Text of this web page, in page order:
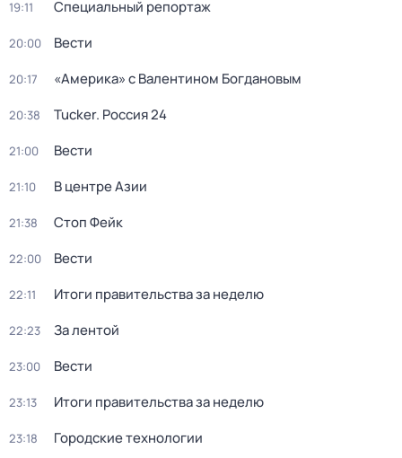
19:11 Специальный репортаж
20:00 Вести
20:17 «Америка» с Валентином Богдановым
20:38 Tucker. Россия 24
21:00 Вести
21:10 В центре Азии
21:38 Стоп Фейк
22:00 Вести
22:11 Итоги правительства за неделю
22:23 За лентой
23:00 Вести
23:13 Итоги правительства за неделю
23:18 Городские технологии